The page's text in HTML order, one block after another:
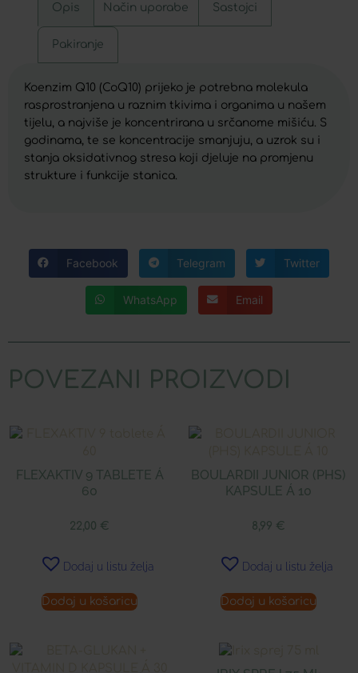
Opis Način uporabe Sastojci
Pakiranje
Koenzim Q10 (CoQ10) prijeko je potrebna molekula
rasprostranjena u raznim tkivima i organima u našem
tijelu, a najviše je koncentrirana u srčanome mišiću. S
godinama, te se koncentracije smanjuju, a uzrok su i
stanja oksidativnog stresa koji djeluje na promjenu
strukture i funkcije stanica.
Facebook Telegram Twitter
WhatsApp Email
POVEZANI PROIZVODI
FLEXAKTIV 9 TABLETE Á
60
22,00 €
Dodaj u listu želja
Dodaj u košaricu
BOULARDII JUNIOR (PHS)
KAPSULE Á 10
8,99 €
Dodaj u listu želja
Dodaj u košaricu